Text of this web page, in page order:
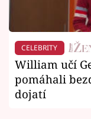
CELEBRITY
William učí
pomáhali
dojatí